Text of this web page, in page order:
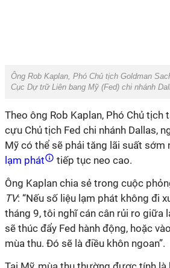
Ông Rob Kaplan, Phó Chủ tịch Goldman
Cục Dự trữ Liên bang Mỹ (Fed) chi nhánh
Theo ông Rob Kaplan, Phó Chủ tịch
cựu Chủ tịch Fed chi nhánh Dallas,
Mỹ có thể sẽ phải tăng lãi suất sớm
lạm phát
tiếp tục neo cao.
Ông Kaplan chia sẻ trong cuộc
TV: “Nếu số liệu lạm phát không đi
tháng 9, tôi nghĩ cán cân rủi ro giữa
sẽ thúc đẩy Fed hành động, hoặc
mùa thu. Đó sẽ là điều khôn ngoan”.